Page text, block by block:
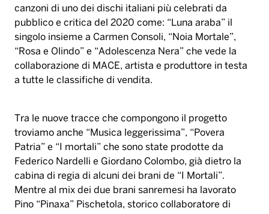
canzoni di uno dei dischi italiani più celebrati da
pubblico e critica del 2020 come: “Luna araba” il
singolo insieme a Carmen Consoli, “Noia Mortale”,
“Rosa e Olindo” e “Adolescenza Nera” che vede la
collaborazione di MACE, artista e produttore in testa
a tutte le classifiche di vendita.
Tra le nuove tracce che compongono il progetto
troviamo anche “Musica leggerissima”, “Povera
Patria” e “I mortali” che sono state prodotte da
Federico Nardelli e Giordano Colombo, già dietro la
cabina di regia di alcuni dei brani de “I Mortali”.
Mentre al mix dei due brani sanremesi ha lavorato
Pino “Pinaxa” Pischetola, storico collaboratore di